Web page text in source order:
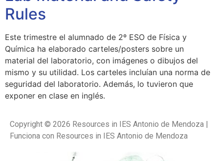
Rules
Este trimestre el alumnado de 2º ESO de Física y
Química ha elaborado carteles/posters sobre un
material del laboratorio, con imágenes o dibujos del
mismo y su utilidad. Los carteles incluían una norma de
seguridad del laboratorio. Además, lo tuvieron que
exponer en clase en inglés.
Copyright © 2026 Resources in IES Antonio de Mendoza |
Funciona con Resources in IES Antonio de Mendoza